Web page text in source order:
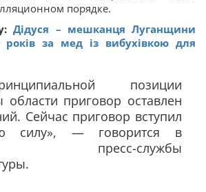
порядке.
Дідуся – мешканця Луганщини
за мед із вибухівкою для
позиции
области приговор оставлен
Сейчас приговор вступил
силу», — говорится в
пресс-службы